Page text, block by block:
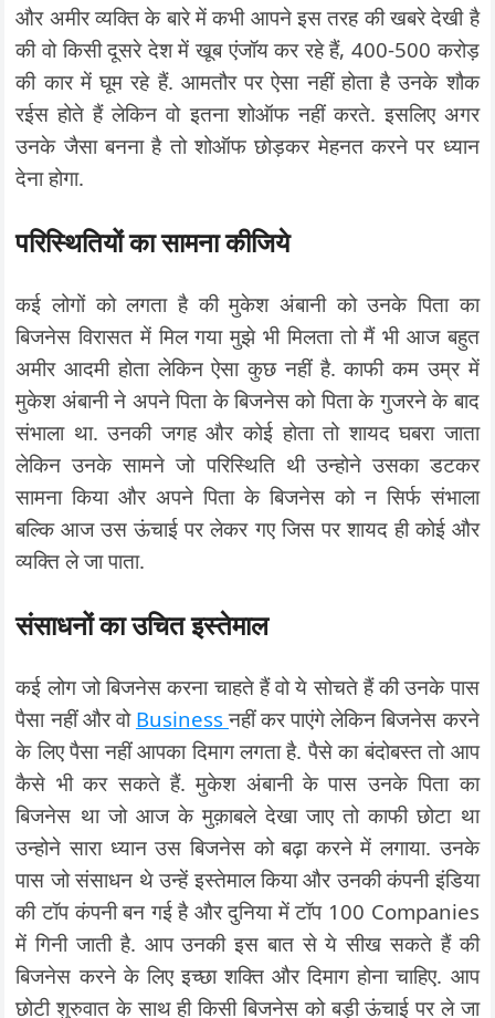
और अमीर व्यक्ति के बारे में कभी आपने इस तरह की खबरे देखी है
की वो किसी दूसरे देश में खूब एंजॉय कर रहे हैं, 400-500 करोड़
की कार में घूम रहे हैं. आमतौर पर ऐसा नहीं होता है उनके शौक
रईस होते हैं लेकिन वो इतना शोऑफ नहीं करते. इसलिए अगर
उनके जैसा बनना है तो शोऑफ छोड़कर मेहनत करने पर ध्यान
देना होगा.
परिस्थितियों का सामना कीजिये
कई लोगों को लगता है की मुकेश अंबानी को उनके पिता का
बिजनेस विरासत में मिल गया मुझे भी मिलता तो मैं भी आज बहुत
अमीर आदमी होता लेकिन ऐसा कुछ नहीं है. काफी कम उम्र में
मुकेश अंबानी ने अपने पिता के बिजनेस को पिता के गुजरने के बाद
संभाला था. उनकी जगह और कोई होता तो शायद घबरा जाता
लेकिन उनके सामने जो परिस्थिति थी उन्होने उसका डटकर
सामना किया और अपने पिता के बिजनेस को न सिर्फ संभाला
बल्कि आज उस ऊंचाई पर लेकर गए जिस पर शायद ही कोई और
व्यक्ति ले जा पाता.
संसाधनों का उचित इस्तेमाल
कई लोग जो बिजनेस करना चाहते हैं वो ये सोचते हैं की उनके पास
पैसा नहीं और वो Businessनहीं कर पाएंगे लेकिन बिजनेस करने
के लिए पैसा नहीं आपका दिमाग लगता है. पैसे का बंदोबस्त तो आप
कैसे भी कर सकते हैं. मुकेश अंबानी के पास उनके पिता का
बिजनेस था जो आज के मुक़ाबले देखा जाए तो काफी छोटा था
उन्होने सारा ध्यान उस बिजनेस को बढ़ा करने में लगाया. उनके
पास जो संसाधन थे उन्हें इस्तेमाल किया और उनकी कंपनी इंडिया
की टॉप कंपनी बन गई है और दुनिया में टॉप 100 Companies
में गिनी जाती है. आप उनकी इस बात से ये सीख सकते हैं की
बिजनेस करने के लिए इच्छा शक्ति और दिमाग होना चाहिए. आप
छोटी शुरुवात के साथ ही किसी बिजनेस को बड़ी ऊंचाई पर ले जा